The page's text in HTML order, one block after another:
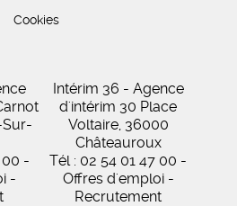
Cookies
00 -
-
Intérim 36 - Agence
d'intérim 30 Place
Voltaire, 36000
Châteauroux
Tél : 02 54 01 47 00 -
Offres d'emploi -
Recrutement